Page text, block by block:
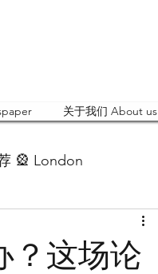
关于我们 About us
🎡 London
？这场论